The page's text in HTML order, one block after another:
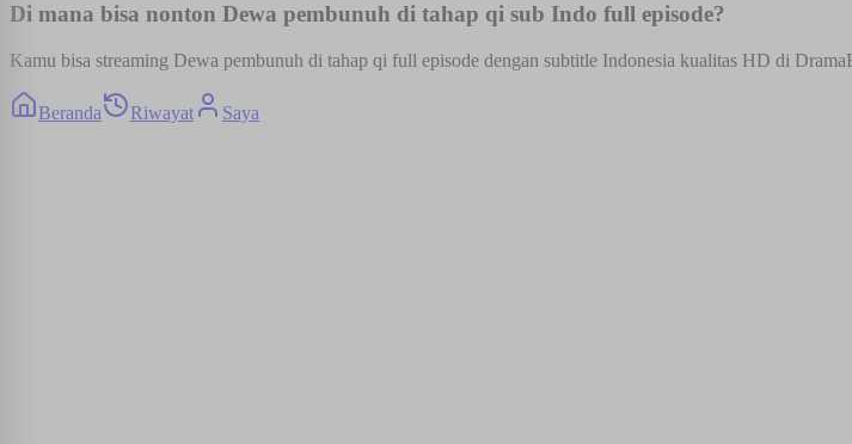
Di mana bisa nonton Dewa pembunuh di tahap qi sub Indo full episode?
Kamu bisa streaming Dewa pembunuh di tahap qi full episode dengan subtitle Indonesia kualitas HD di
Beranda Riwayat Saya